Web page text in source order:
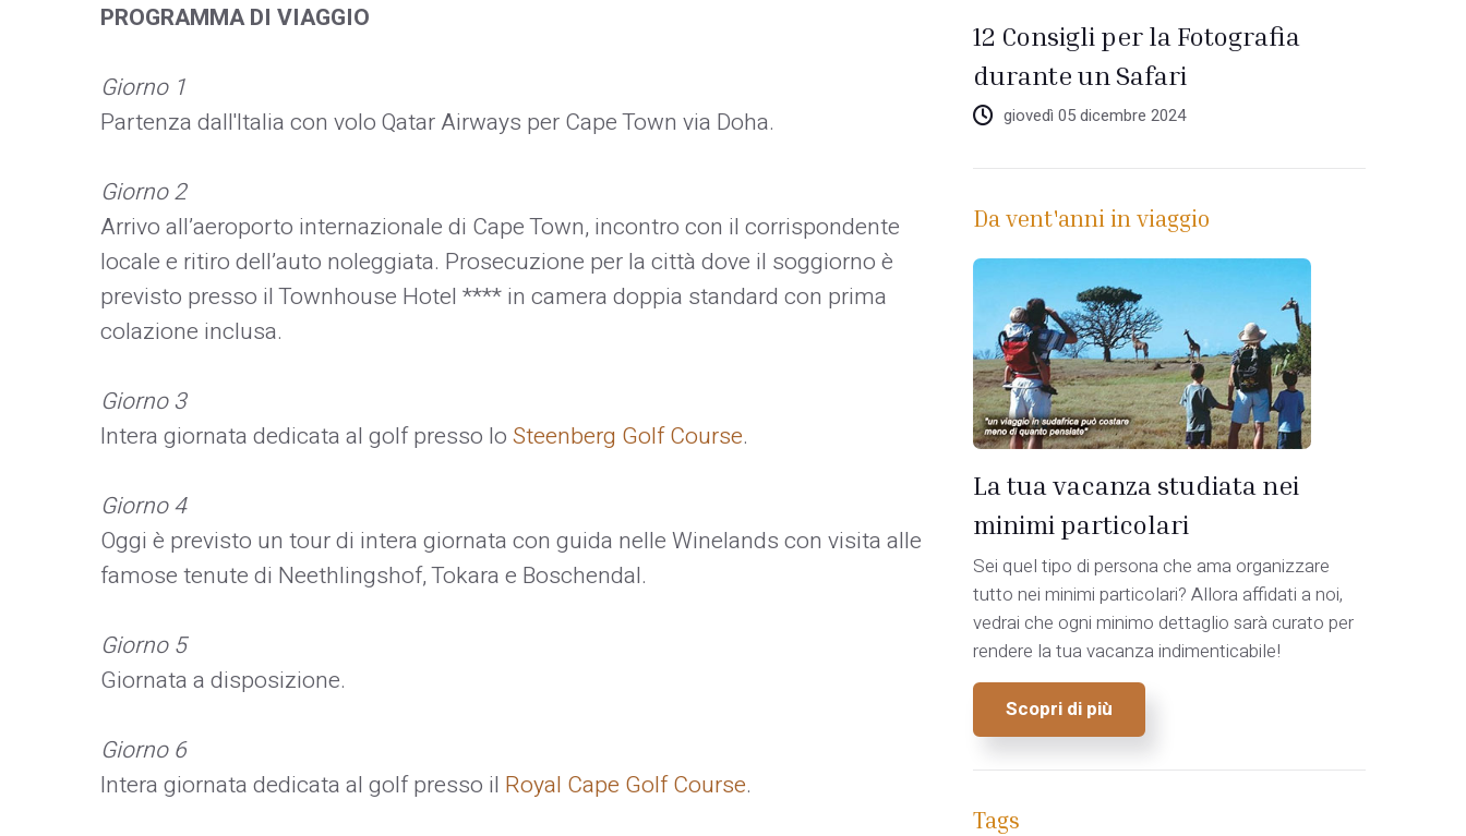
PROGRAMMA DI VIAGGIO
Giorno 1
Partenza dall'Italia con volo Qatar Airways per Cape Town via Doha.
Giorno 2
Arrivo all’aeroporto internazionale di Cape Town, incontro con il corrispondente
locale e ritiro dell’auto noleggiata. Prosecuzione per la città dove il soggiorno è
previsto presso il Townhouse Hotel **** in camera doppia standard con prima
colazione inclusa.
Giorno 3
Intera giornata dedicata al golf presso loSteenberg Golf Course.
Giorno 4
Oggi è previsto un tour di intera giornata con guida nelle Winelands con visita alle
famose tenute di Neethlingshof, Tokara e Boschendal.
Giorno 5
Giornata a disposizione.
Giorno 6
Intera giornata dedicata al golf presso il Royal Cape Golf Course.
12 Consigli per la Fotografia
durante un Safari
giovedì 05 dicembre 2024
Da vent'anni in viaggio
La tua vacanza studiata nei
minimi particolari
Sei quel tipo di persona che ama organizzare
tutto nei minimi particolari? Allora affidati a noi,
vedrai che ogni minimo dettaglio sarà curato per
rendere la tua vacanza indimenticabile!
Scopri di più
Tags